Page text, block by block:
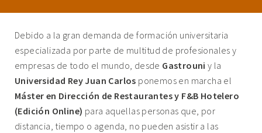
Debido a la gran demanda de formación universitaria
especializada por parte de multitud de profesionales y
empresas de todo el mundo, desde Gastrouni y la
Universidad Rey Juan Carlos ponemos en marcha el
Máster en Dirección de Restaurantes y F&B Hotelero
(Edición Online) para aquellas personas que, por
distancia, tiempo o agenda, no pueden asistir a las